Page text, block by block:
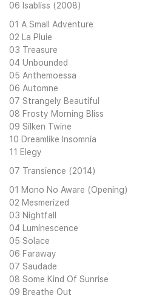
06 Isabliss (2008)
01 A Small Adventure
02 La Pluie
03 Treasure
04 Unbounded
05 Anthemoessa
06 Automne
07 Strangely Beautiful
08 Frosty Morning Bliss
09 Silken Twine
10 Dreamlike Insomnia
11 Elegy
07 Transience (2014)
01 Mono No Aware (Opening)
02 Mesmerized
03 Nightfall
04 Luminescence
05 Solace
06 Faraway
07 Saudade
08 Some Kind Of Sunrise
09 Breathe Out